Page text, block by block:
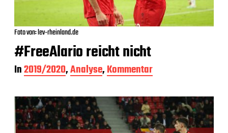
Foto von: lev-rheinland.de
#FreeAlario reicht nicht
In2019/2020,Analyse,Kommentar